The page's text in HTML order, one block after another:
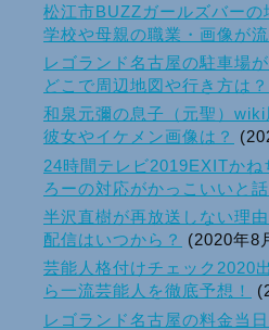
松江市BUZZガールズバー
学校や母親の職業・画像が流
レゴランド名古屋の駐車場
どこで周辺地図や行き方は？
和泉元彌の息子（元聖）
彼女やイケメン画像は？
24時間テレビ2019EXITかね
ろーの対応がかっこいいと話
半沢直樹が再放送しない理
配信はいつから？
(2020年8
芸能人格付けチェック2020
ら一流芸能人を徹底予想！
レゴランド名古屋の料金当